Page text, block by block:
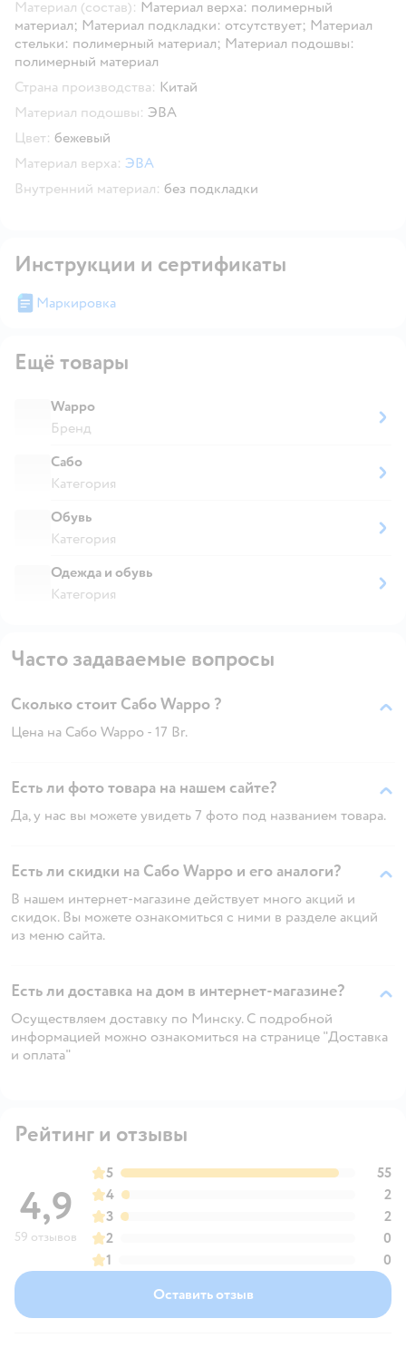
Материал (состав): Материал верха: полимерный
материал; Материал подкладки: отсутствует; Материал
стельки: полимерный материал; Материал подошвы:
полимерный материал
Страна производства: Китай
Материал подошвы: ЭВА
Цвет: бежевый
Материал верха: ЭВА
Внутренний материал: без подкладки
Инструкции и сертификаты
Маркировка
Ещё товары
Wappo
Бренд
Сабо
Категория
Обувь
Категория
Одежда и обувь
Категория
Часто задаваемые вопросы
Сколько стоит Сабо Wappo ?
Цена на Сабо Wappo - 17 Br.
Есть ли фото товара на нашем сайте?
Да, у нас вы можете увидеть 7 фото под названием товара.
Есть ли скидки на Сабо Wappo и его аналоги?
В нашем интернет-магазине действует много акций и
скидок. Вы можете ознакомиться с ними в разделе акций
из меню сайта.
Есть ли доставка на дом в интернет-магазине?
Осуществляем доставку по Минску. С подробной
информацией можно ознакомиться на странице "Доставка
и оплата"
Рейтинг и отзывы
4,9
59 отзывов
5
55
4
2
3
2
2
0
1
0
Оставить отзыв